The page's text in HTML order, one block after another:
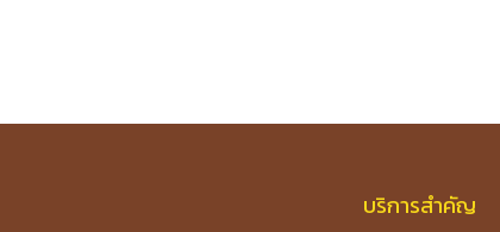
บริการสำคัญ